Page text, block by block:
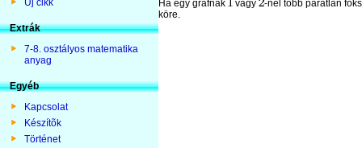
Új cikk
Extrák
7-8. osztályos matematika
anyag
Egyéb
Kapcsolat
Készítõk
Történet
Ha egy gráfnak vagy
-nél több páratlan
köre.